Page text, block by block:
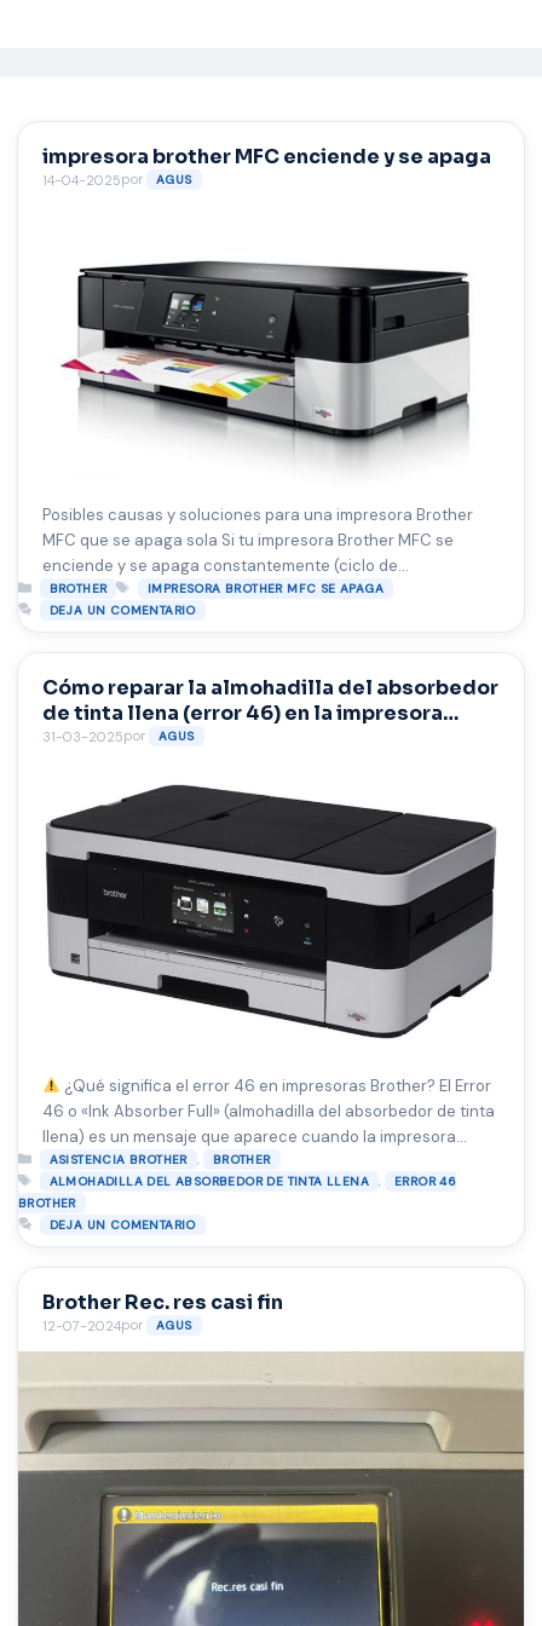
impresora brother MFC enciende y se apaga
14-04-2025por AGUS
Posibles causas y soluciones para una impresora Brother
MFC que se apaga sola Si tu impresora Brother MFC se
enciende y se apaga constantemente (ciclo de
encendido/apagado), aquí hay algunas posibles causas y
soluciones que podrías probar:
Categorías
BROTHER Etiquetas
IMPRESORA BROTHER MFC SE APAGA
DEJA UN COMENTARIO
Cómo reparar la almohadilla del absorbedor
de tinta llena (error 46) en la impresora
Brother
31-03-2025por AGUS
¿Qué significa el error 46 en impresoras Brother? El Error
46 o «Ink Absorber Full» (almohadilla del absorbedor de tinta
llena) es un mensaje que aparece cuando la impresora
detecta que ha acumulado demasiada tinta residual dentro
de una esponja interna. Esta esponja absorbe el exceso de
tinta generado durante ciclos de limpieza y …
Categorías
ASISTENCIA BROTHER , BROTHER
Etiquetas
ALMOHADILLA DEL ABSORBEDOR DE TINTA LLENA ,
ERROR 46
BROTHER
DEJA UN COMENTARIO
Brother Rec. res casi fin
12-07-2024por AGUS